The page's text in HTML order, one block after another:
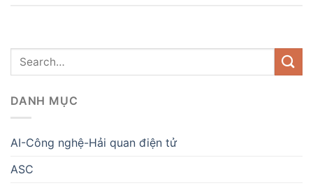
DANH MỤC
AI-Công nghệ-Hải quan điện tử
ASC